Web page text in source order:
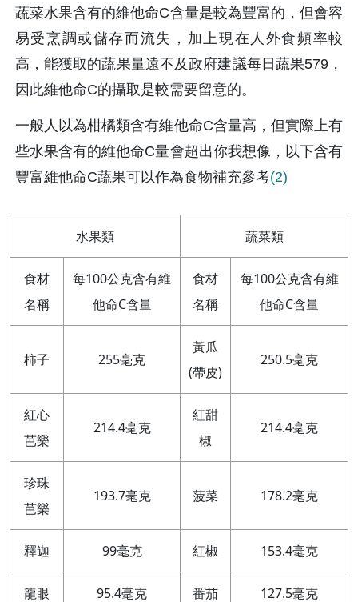
蔬菜水果含有的維他命C含量是較為豐富的，但會容
易受烹調或儲存而流失，加上現在人外食頻率較
高，能獲取的蔬果量遠不及政府建議每日蔬果579，
因此維他命C的攝取是較需要留意的。
一般人以為柑橘類含有維他命C含量高，但實際上有
些水果含有的維他命C量會超出你我想像，以下含有
豐富維他命C蔬果可以作為食物補充參考(2)
水果類 蔬菜類
食材
名稱
每100公克含有維
他命C含量
食材
名稱
每100公克含有維
他命C含量
柿子 255毫克
黃瓜
(帶皮)
250.5毫克
紅心
芭樂
214.4毫克
紅甜
椒
214.4毫克
珍珠
芭樂
193.7毫克 菠菜 178.2毫克
釋迦 99毫克 紅椒 153.4毫克
龍眼 95.4毫克 番茄 127.5毫克